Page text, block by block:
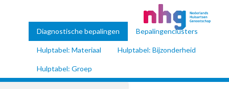
Diagnostische bepalingen Bepalingenclusters
Hulptabel: Materiaal Hulptabel: Bijzonderheid
Hulptabel: Groep